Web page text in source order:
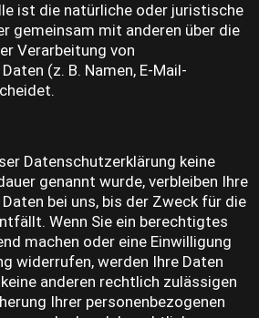
ist die natürliche oder juristische
gemeinsam mit anderen über die
Verarbeitung von
(z. B. Namen, E-Mail-
Datenschutzerklärung keine
genannt wurde, verbleiben Ihre
bei uns, bis der Zweck für die
Wenn Sie ein berechtigtes
machen oder eine Einwilligung
widerrufen, werden Ihre Daten
anderen rechtlich zulässigen
Ihrer personenbezogenen